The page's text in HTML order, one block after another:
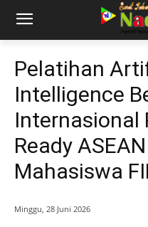
Pelatihan
Intelligence
Internasional
Ready
Mahasiswa
Minggu, 28 Juni 2026